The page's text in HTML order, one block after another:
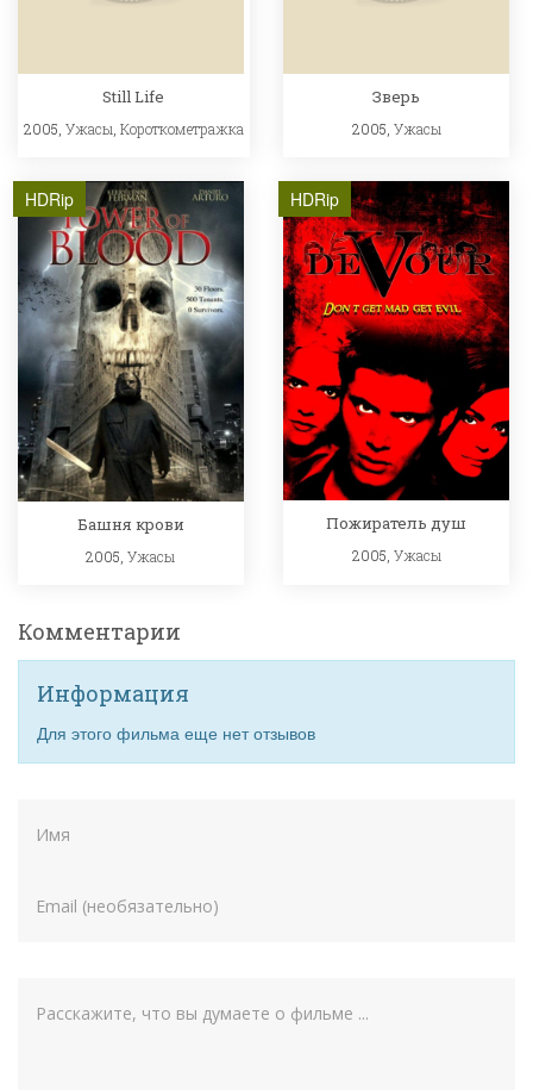
Still Life
2005, Ужасы Короткометражка
Зверь
2005, Ужасы
HDRip
Башня крови
2005,Ужасы
HDRip
Пожиратель душ
2005, Ужасы
Комментарии
Информация
Для этого фильма еще нет отзывов